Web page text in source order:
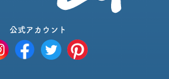
公式アカウント